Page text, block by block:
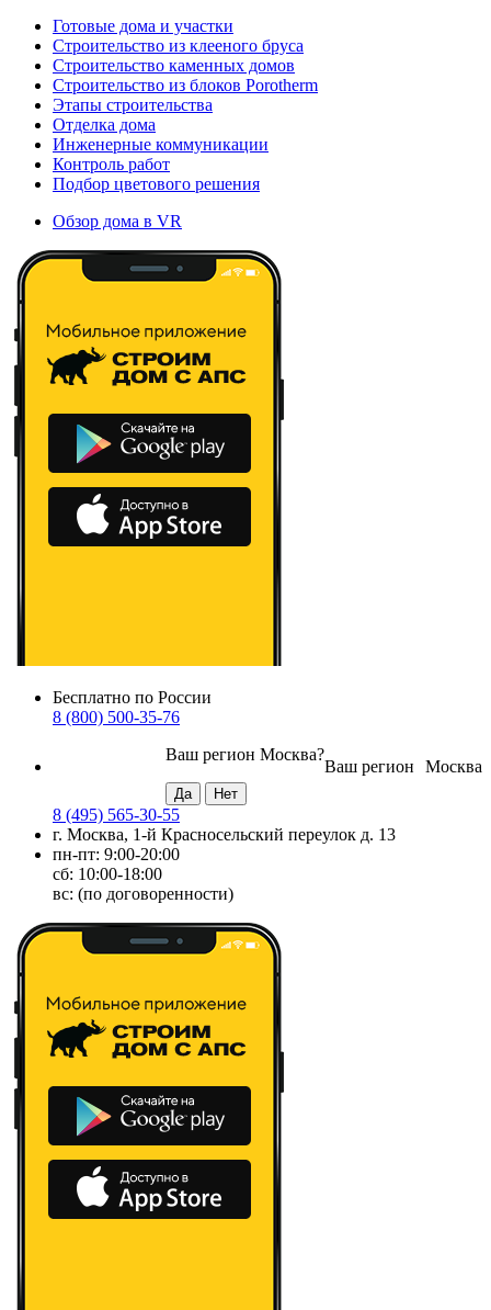
Готовые дома и участки
Строительство из клееного бруса
Строительство каменных домов
Строительство из блоков Porotherm
Этапы строительства
Отделка дома
Инженерные коммуникации
Контроль работ
Подбор цветового решения
Обзор дома в VR
Бесплатно по России
8 (800) 500-35-76
Москва
Ваш регион
Ваш регион Москва?
8 (495) 565-30-55
г. Москва, 1-й Красносельский переулок д. 13
пн-пт: 9:00-20:00
сб: 10:00-18:00
вс: (по договоренности)